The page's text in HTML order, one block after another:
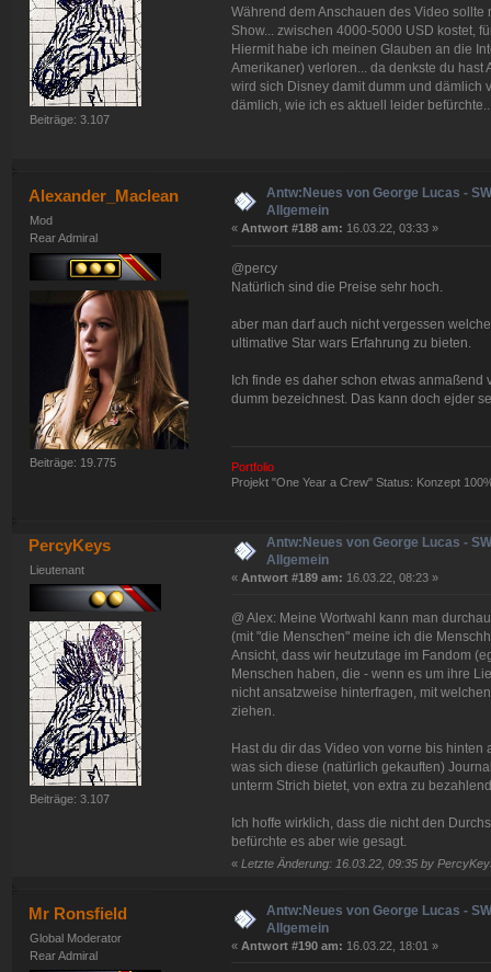
Beiträge: 3.107
Während dem Anschauen des Video
Show... zwischen 4000-5000 USD kostet,
Hiermit habe ich meinen Glauben an die
Amerikaner) verloren... da denkste du
wird sich Disney damit dumm und dämlich
dämlich, wie ich es aktuell leider
Alexander_Maclean
Mod
Rear Admiral
Beiträge: 19.775
Antw:Neues von George Lucas -
Allgemein
« Antwort #188 am: 16.03.22, 03:33 »
@percy
Natürlich sind die Preise sehr hoch.
aber man darf auch nicht vergessen
ultimative Star wars Erfahrung zu bieten.
Ich finde es daher schon etwas
dumm bezeichnest. Das kann doch ejder
Portfolio
Projekt "One Year a Crew" Status: Konzept
PercyKeys
Lieutenant
Beiträge: 3.107
Antw:Neues von George Lucas -
Allgemein
« Antwort #189 am: 16.03.22, 08:23 »
@ Alex: Meine Wortwahl kann man
(mit "die Menschen" meine ich die
Ansicht, dass wir heutzutage im Fandom
Menschen haben, die - wenn es um ihre
nicht ansatzweise hinterfragen, mit
ziehen.
Hast du dir das Video von vorne bis
was sich diese (natürlich gekauften)
unterm Strich bietet, von extra zu
Ich hoffe wirklich, dass die nicht den
befürchte es aber wie gesagt.
« Letzte Änderung: 16.03.22, 09:35 by
Mr Ronsfield
Global Moderator
Rear Admiral
Antw:Neues von George Lucas -
Allgemein
« Antwort #190 am: 16.03.22, 18:01 »